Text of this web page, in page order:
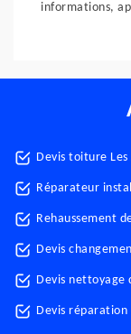
informations,
Devis toiture Les
Réparateur
Rehaussement
Devis
Devis nettoyage
Devis réparation